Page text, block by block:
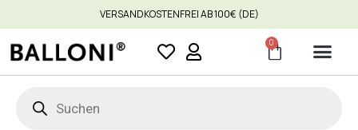
VERSANDKOSTENFREI AB 100€ (DE)
0